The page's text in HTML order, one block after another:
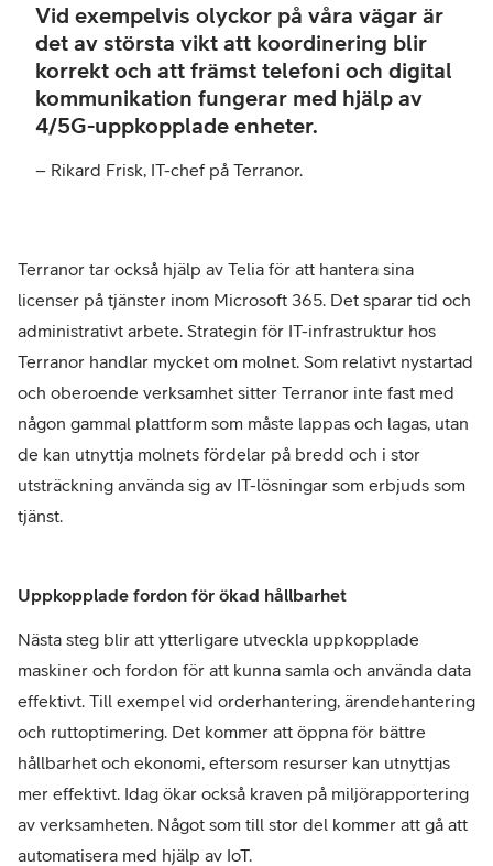
Vid exempelvis olyckor på våra vägar är
det av största vikt att koordinering blir
korrekt och att främst telefoni och digital
kommunikation fungerar med hjälp av
4/5G-uppkopplade enheter.
– Rikard Frisk, IT-chef på Terranor.
Terranor tar också hjälp av Telia för att hantera sina
licenser på tjänster inom Microsoft 365. Det sparar tid och
administrativt arbete. Strategin för IT-infrastruktur hos
Terranor handlar mycket om molnet. Som relativt nystartad
och oberoende verksamhet sitter Terranor inte fast med
någon gammal plattform som måste lappas och lagas, utan
de kan utnyttja molnets fördelar på bredd och i stor
utsträckning använda sig av IT-lösningar som erbjuds som
tjänst.
Uppkopplade fordon för ökad hållbarhet
Nästa steg blir att ytterligare utveckla uppkopplade
maskiner och fordon för att kunna samla och använda data
effektivt. Till exempel vid orderhantering, ärendehantering
och ruttoptimering. Det kommer att öppna för bättre
hållbarhet och ekonomi, eftersom resurser kan utnyttjas
mer effektivt. Idag ökar också kraven på miljörapportering
av verksamheten. Något som till stor del kommer att gå att
automatisera med hjälp av IoT.